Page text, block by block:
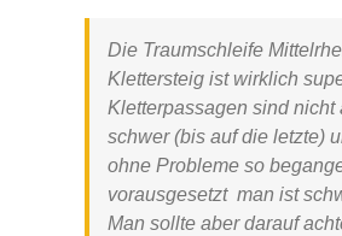
Die Traumschleife
Klettersteig ist wirklich
Kletterpassagen sind nicht
schwer (bis auf die letzte)
ohne Probleme so
vorausgesetzt man ist
Man sollte aber darauf